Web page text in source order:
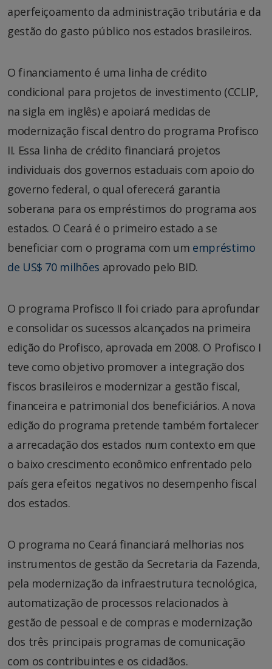
aperfeiçoamento da administração tributária e da
gestão do gasto público nos estados brasileiros.
O financiamento é uma linha de crédito
condicional para projetos de investimento (CCLIP,
na sigla em inglês) e apoiará medidas de
modernização fiscal dentro do programa Profisco
II. Essa linha de crédito financiará projetos
individuais dos governos estaduais com apoio do
governo federal, o qual oferecerá garantia
soberana para os empréstimos do programa aos
estados. O Ceará é o primeiro estado a se
beneficiar com o programa com um empréstimo
de US$ 70 milhões aprovado pelo BID.
O programa Profisco II foi criado para aprofundar
e consolidar os sucessos alcançados na primeira
edição do Profisco, aprovada em 2008. O Profisco I
teve como objetivo promover a integração dos
fiscos brasileiros e modernizar a gestão fiscal,
financeira e patrimonial dos beneficiários. A nova
edição do programa pretende também fortalecer
a arrecadação dos estados num contexto em que
o baixo crescimento econômico enfrentado pelo
país gera efeitos negativos no desempenho fiscal
dos estados.
O programa no Ceará financiará melhorias nos
instrumentos de gestão da Secretaria da Fazenda,
pela modernização da infraestrutura tecnológica,
automatização de processos relacionados à
gestão de pessoal e de compras e modernização
dos três principais programas de comunicação
com os contribuintes e os cidadãos.